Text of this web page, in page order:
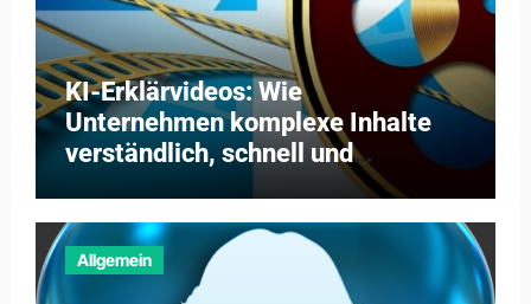
KI-Erklärvideos: Wie
Unternehmen komplexe Inhalte
verständlich, schnell und
kosteneffizient vermitteln
Allgemein